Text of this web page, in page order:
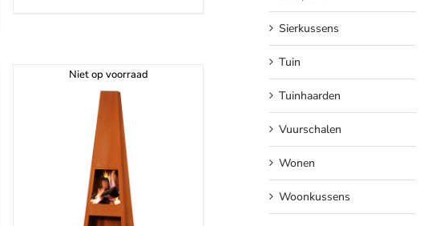
Niet op voorraad
Sierkussens
Tuin
Tuinhaarden
Vuurschalen
Wonen
Woonkussens